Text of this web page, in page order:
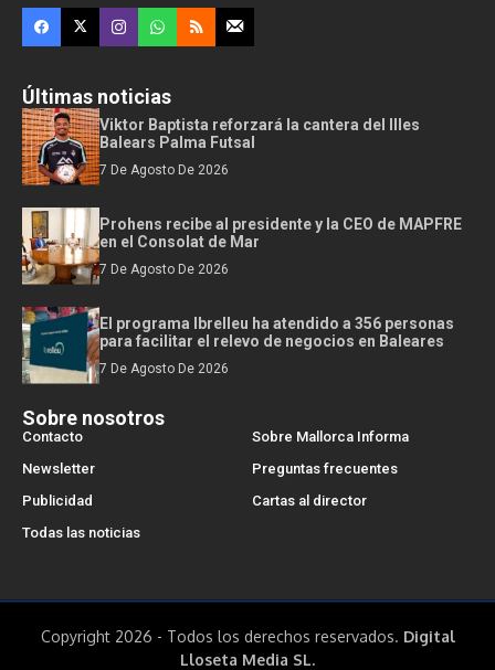
Últimas noticias
Viktor Baptista reforzará la cantera del Illes
Balears Palma Futsal
7 De Agosto De 2026
Prohens recibe al presidente y la CEO de MAPFRE
en el Consolat de Mar
7 De Agosto De 2026
El programa Ibrelleu ha atendido a 356 personas
para facilitar el relevo de negocios en Baleares
7 De Agosto De 2026
Sobre nosotros
Contacto
Sobre Mallorca Informa
Newsletter
Preguntas frecuentes
Publicidad
Cartas al director
Todas las noticias
Copyright 2026 - Todos los derechos reservados. Digital
Lloseta Media SL.